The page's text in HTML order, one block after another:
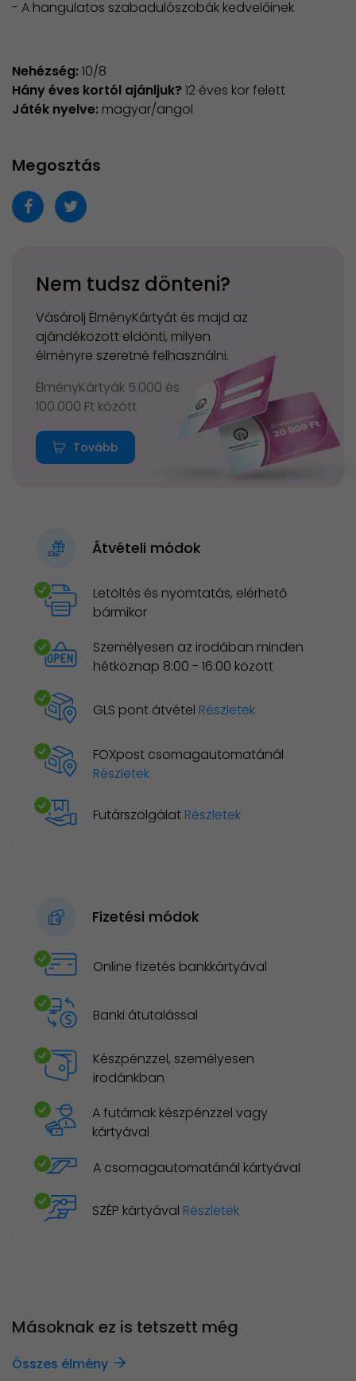
- A hangulatos szabadulószobák kedvelőinek
Nehézség:10/8
Hány éves kortól ajánljuk? 12 éves kor felett
Játék nyelve: magyar/angol
Megosztás
Nem tudsz dönteni?
Vásárolj ÉlményKártyát és majd az
ajándékozott eldönti, milyen
élményre szeretné felhasználni.
ÉlményKártyák 5.000 és
100.000 Ft között
Tovább
Átvételi módok
Letöltés és nyomtatás, elérhető
bármikor
Személyesen az irodában minden
hétköznap 8:00 - 16:00 között
GLS pont átvétel Részletek
FOXpost csomagautomatánál
Részletek
Futárszolgálat Részletek
Fizetési módok
Online fizetés bankkártyával
Banki átutalással
Készpénzzel, személyesen
irodánkban
A futárnak készpénzzel vagy
kártyával
A csomagautomatánál kártyával
SZÉP kártyával Részletek
Másoknak ez is tetszett még
Összes élmény